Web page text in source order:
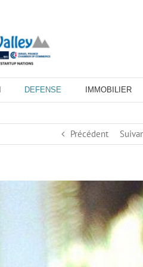
DEFENSE IMMOBILIER
Précédent